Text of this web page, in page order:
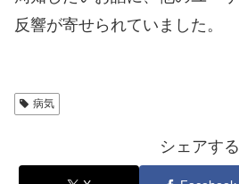
反響が寄せられていました。
病気
シェアする